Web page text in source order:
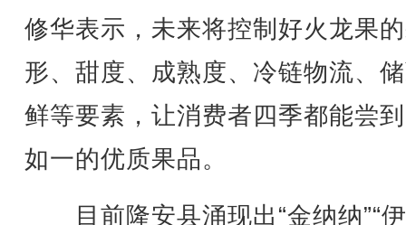
修华表示，未来将控制好火龙果
形、甜度、成熟度、冷链物流、
鲜等要素，让消费者四季都能尝
如一的优质果品。
目前隆安县涌现出“金纳纳”“伊